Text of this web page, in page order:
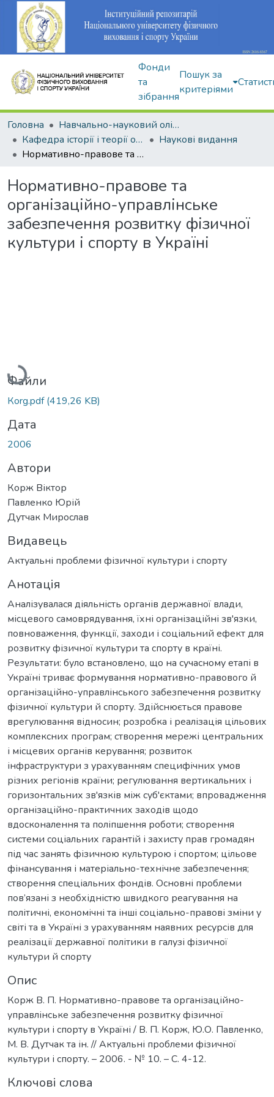
Фонди
та
зібрання
Пошук за
критеріями
Головна
Навчально-науковий олімпійський інститут
Кафедра історії і теорії олімпійського спорту
Наукові видання
Нормативно-правове та організаційно-управлінське забезпечення розвитку фізичної культури і спорту в Україні
Нормативно-правове та
організаційно-управлінське
забезпечення розвитку фізичної
культури і спорту в Україні
Вантажиться...
Файли
Коrg.pdf(419,26 KB)
Дата
2006
Автори
Корж Віктор
Павленко Юрій
Дутчак Мирослав
Видавець
Актуальні проблеми фізичної культури і спорту
Анотація
Аналізувалася діяльність органів державної влади,
місцевого самоврядування, їхні організаційні зв'язки,
повноваження, функції, заходи і соціальний ефект для
розвитку фізичної культури та спорту в країні.
Результати: було встановлено, що на сучасному етапі в
Україні триває формування нормативно-правового й
організаційно-управлінського забезпечення розвитку
фізичної культури й спорту. Здійснюється правове
врегулювання відносин; розробка і реалізація цільових
комплексних програм; створення мережі центральних
і місцевих органів керування; розвиток
інфраструктури з урахуванням специфічних умов
різних регіонів країни; регулювання вертикальних і
горизонтальних зв'язків між суб'єктами; впровадження
організаційно-практичних заходів щодо
вдосконалення та поліпшення роботи; створення
системи соціальних гарантій і захисту прав громадян
під час занять фізичною культурою і спортом; цільове
фінансування і матеріально-технічне забезпечення;
створення спеціальних фондів. Основні проблеми
пов’язані з необхідністю швидкого реагування на
політичні, економічні та інші соціально-правові зміни у
світі та в Україні з урахуванням наявних ресурсів для
реалізації державної політики в галузі фізичної
культури й спорту
Опис
Корж В. П. Нормативно-правове та організаційно-
управлінське забезпечення розвитку фізичної
культури і спорту в Україні / В. П. Корж, Ю.О. Павленко,
М. В. Дутчак та ін. // Актуальні проблеми фізичної
культури і спорту. – 2006. - № 10. – С. 4-12.
Ключові слова